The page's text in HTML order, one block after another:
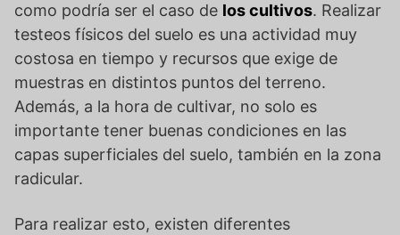
como podría ser el caso de los cultivos. Realizar
testeos físicos del suelo es una actividad muy
costosa en tiempo y recursos que exige de
muestras en distintos puntos del terreno.
Además, a la hora de cultivar, no solo es
importante tener buenas condiciones en las
capas superficiales del suelo, también en la zona
radicular.
Para realizar esto, existen diferentes